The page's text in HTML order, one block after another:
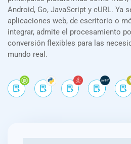
Android, Go, JavaScript y cURL. Ya
aplicaciones web, de escritorio o
integrar, admite el procesamiento
conversión flexibles para las
mundo real.